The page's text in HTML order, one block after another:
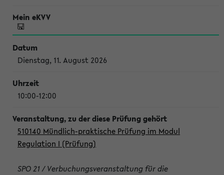
Dienstag, 11. August 2026
10:00-12:00
510140 Mündlich-praktische Prüfung im Modul
Regulation I (Prüfung)
SPO 21 / Verbuchungsveranstaltung für die